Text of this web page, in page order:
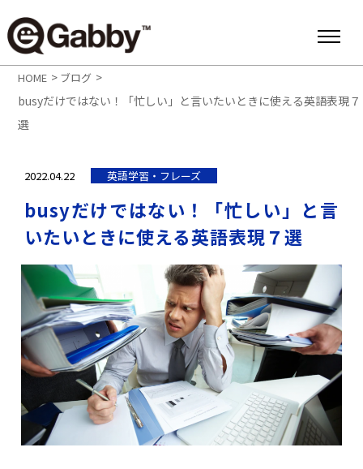
HOME > ブログ >
busyだけではない！「忙しい」と言いたいときに使える英語表現７
選
2022.04.22 英語学習・フレーズ
busyだけではない！「忙しい」と言
いたいときに使える英語表現７選